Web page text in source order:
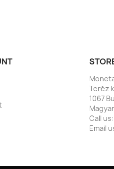
Teréz
1067
Call us:
Email